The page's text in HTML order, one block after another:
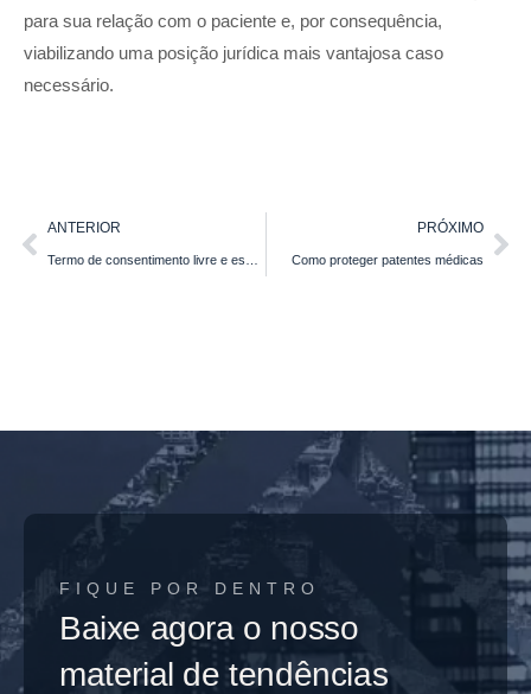
para sua relação com o paciente e, por consequência,
viabilizando uma posição jurídica mais vantajosa caso
necessário.
ANTERIOR PRÓXIMO
Como proteger patentes médicas
FIQUE POR DENTRO
Baixe agora o nosso
material de tendências